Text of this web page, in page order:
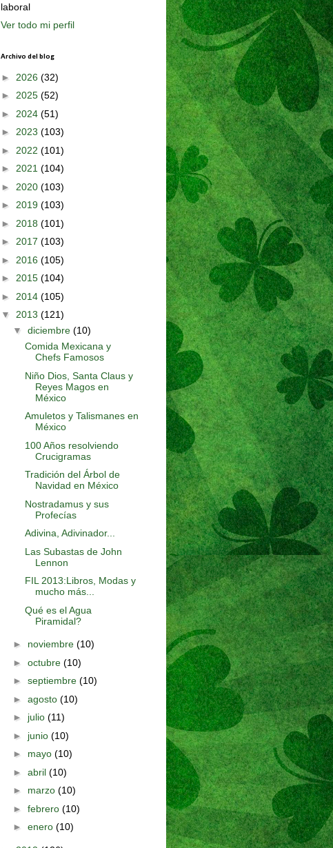
laboral
Ver todo mi perfil
Archivo del blog
► 2026 (32)
► 2025 (52)
► 2024 (51)
► 2023 (103)
► 2022 (101)
► 2021 (104)
► 2020 (103)
► 2019 (103)
► 2018 (101)
► 2017 (103)
► 2016 (105)
► 2015 (104)
► 2014 (105)
▼ 2013 (121)
▼ diciembre (10)
Comida Mexicana y
Chefs Famosos
Niño Dios, Santa Claus y
Reyes Magos en
México
Amuletos y Talismanes en
México
100 Años resolviendo
Crucigramas
Tradición del Árbol de
Navidad en México
Nostradamus y sus
Profecías
Adivina, Adivinador...
Las Subastas de John
Lennon
FIL 2013:Libros, Modas y
mucho más...
Qué es el Agua
Piramidal?
► noviembre (10)
► octubre (10)
► septiembre (10)
► agosto (10)
► julio (11)
► junio (10)
► mayo (10)
► abril (10)
► marzo (10)
► febrero (10)
► enero (10)